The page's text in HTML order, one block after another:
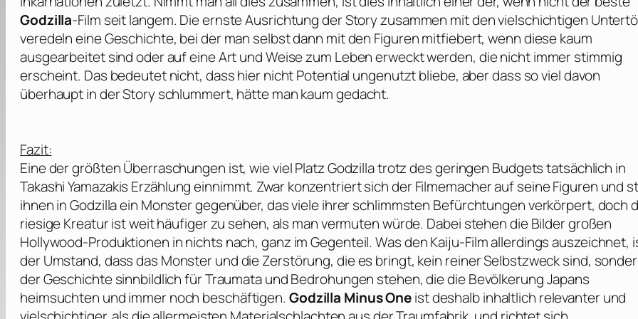
Godzilla-Film seit langem. Die ernste Ausrichtung der Story zusammen mit den vielschichtigen
veredeln eine Geschichte, bei der man selbst dann mit den Figuren mitfiebert, wenn diese kaum
ausgearbeitet sind oder auf eine Art und Weise zum Leben erweckt werden, die nicht immer stimmig
erscheint. Das bedeutet nicht, dass hier nicht Potential ungenutzt bliebe, aber dass so viel davon
überhaupt in der Story schlummert, hätte man kaum gedacht.
Fazit:
Eine der größten Überraschungen ist, wie viel Platz Godzilla trotz des geringen Budgets tatsächlich in
Takashi Yamazakis Erzählung einnimmt. Zwar konzentriert sich der Filmemacher auf seine Figuren und
ihnen in Godzilla ein Monster gegenüber, das viele ihrer schlimmsten Befürchtungen verkörpert, doch
riesige Kreatur ist weit häufiger zu sehen, als man vermuten würde. Dabei stehen die Bilder großen
Hollywood-Produktionen in nichts nach, ganz im Gegenteil. Was den Kaiju-Film allerdings auszeichnet,
der Umstand, dass das Monster und die Zerstörung, die es bringt, kein reiner Selbstzweck sind,
der Geschichte sinnbildlich für Traumata und Bedrohungen stehen, die die Bevölkerung Japans
heimsuchten und immer noch beschäftigen. Godzilla Minus Oneist deshalb inhaltlich relevanter und